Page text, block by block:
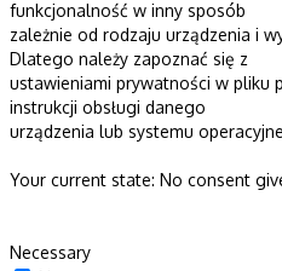
funkcjonalność w inny sposób
zależnie od rodzaju urządzenia i
Dlatego należy zapoznać się z
ustawieniami prywatności w pliku
instrukcji obsługi danego
urządzenia lub systemu
Your current state: No consent
Necessary